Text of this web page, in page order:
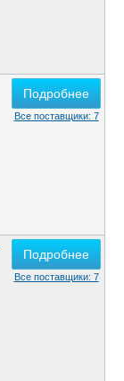
Подробнее
Все поставщики: 7
Подробнее
Все поставщики: 7